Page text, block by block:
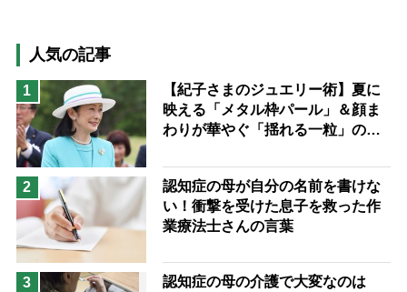
猫が母になつきません
息子の遠距離介護サバイバル術
兄がボケました
便利なサービス
予防法
人気の記事
1
【紀子さまのジュエリー術】夏に
映える「メタル枠パール」＆顔ま
わりが華やぐ「揺れる一粒」の使
2
認知症の母が自分の名前を書けな
い！衝撃を受けた息子を救った作
業療法士さんの言葉
3
認知症の母の介護で大変なのは